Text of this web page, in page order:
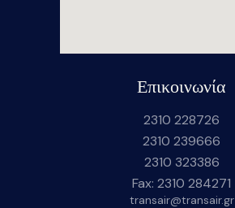
Επικοινωνία
2310 228726
2310 239666
2310 323386
Fax: 2310 284271
transair@transair.gr